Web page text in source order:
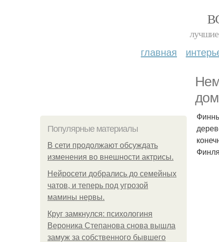
лучшие
главная
Популярные материалы
В сети продолжают обсуждать
изменения во внешности актрисы.
Нейросети добрались до семейных
чатов, и теперь под угрозой
мамины нервы.
Круг замкнулся: психологиня
Вероника Степанова снова вышла
замуж за собственного бывшего